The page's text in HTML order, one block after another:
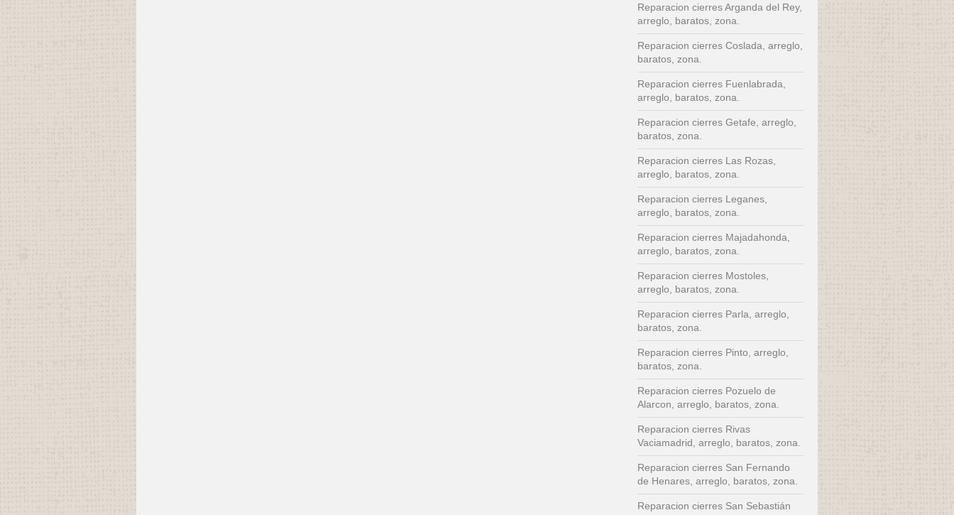
Reparacion cierres Arganda del Rey,
arreglo, baratos, zona.
Reparacion cierres Coslada, arreglo,
baratos, zona.
Reparacion cierres Fuenlabrada,
arreglo, baratos, zona.
Reparacion cierres Getafe, arreglo,
baratos, zona.
Reparacion cierres Las Rozas,
arreglo, baratos, zona.
Reparacion cierres Leganes,
arreglo, baratos, zona.
Reparacion cierres Majadahonda,
arreglo, baratos, zona.
Reparacion cierres Mostoles,
arreglo, baratos, zona.
Reparacion cierres Parla, arreglo,
baratos, zona.
Reparacion cierres Pinto, arreglo,
baratos, zona.
Reparacion cierres Pozuelo de
Alarcon, arreglo, baratos, zona.
Reparacion cierres Rivas
Vaciamadrid, arreglo, baratos, zona.
Reparacion cierres San Fernando
de Henares, arreglo, baratos, zona.
Reparacion cierres San Sebastián